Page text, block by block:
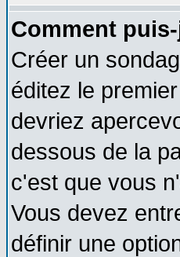
Comment
Créer un
éditez le
devriez
dessous de la
c'est que vous
Vous devez
définir une